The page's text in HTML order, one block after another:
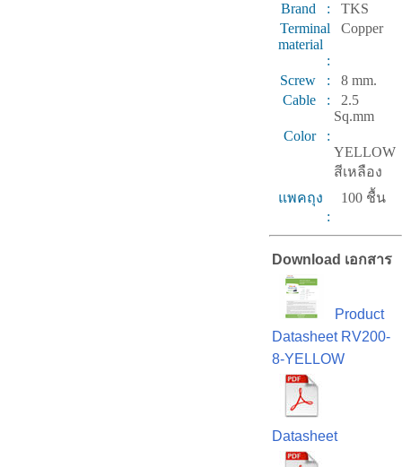
Brand :
TKS
Terminal
material
:
Copper
Screw :
8 mm.
Cable :
2.5
Sq.mm
Color :
YELLOW
สีเหลือง
แพคถุง
:
100 ชื้น
Download เอกสาร
Product
Datasheet RV200-
8-YELLOW
Datasheet